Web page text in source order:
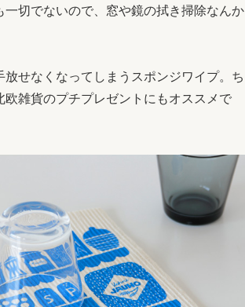
一切でないので、窓や鏡の拭き掃除なんか
放せなくなってしまうスポンジワイプ。ち
欧雑貨のプチプレゼントにもオススメで